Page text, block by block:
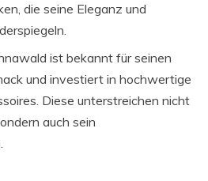
die seine Eleganz und
ist bekannt für seinen
und investiert in hochwertige
Diese unterstreichen nicht
auch sein